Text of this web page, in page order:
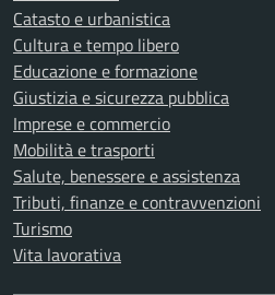
Catasto e urbanistica
Cultura e tempo libero
Educazione e formazione
Giustizia e sicurezza pubblica
Imprese e commercio
Mobilità e trasporti
Salute, benessere e assistenza
Tributi, finanze e contravvenzioni
Turismo
Vita lavorativa